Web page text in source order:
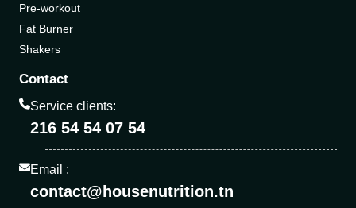
Pre-workout
Fat Burner
Shakers
Contact
Service clients:
216 54 54 07 54
Email :
contact@housenutrition.tn